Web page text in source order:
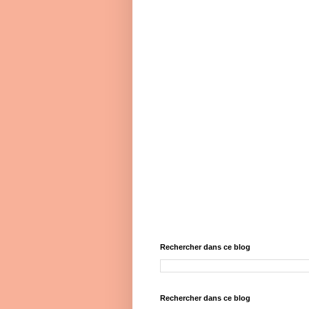
Rechercher dans ce blog
Rechercher dans ce blog